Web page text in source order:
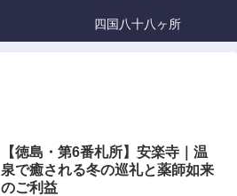
四国八十八ヶ所
【徳島・第6番札所】安楽寺｜温
泉で癒される冬の巡礼と薬師如来
のご利益